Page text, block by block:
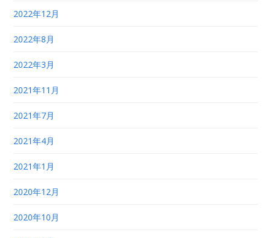
2022年12月
2022年8月
2022年3月
2021年11月
2021年7月
2021年4月
2021年1月
2020年12月
2020年10月